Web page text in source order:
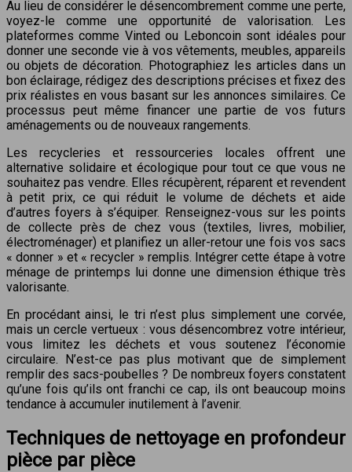
Au lieu de considérer le désencombrement comme une perte,
voyez-le comme une opportunité de valorisation. Les
plateformes comme Vinted ou Leboncoin sont idéales pour
donner une seconde vie à vos vêtements, meubles, appareils
ou objets de décoration. Photographiez les articles dans un
bon éclairage, rédigez des descriptions précises et fixez des
prix réalistes en vous basant sur les annonces similaires. Ce
processus peut même financer une partie de vos futurs
aménagements ou de nouveaux rangements.
Les recycleries et ressourceries locales offrent une
alternative solidaire et écologique pour tout ce que vous ne
souhaitez pas vendre. Elles récupèrent, réparent et revendent
à petit prix, ce qui réduit le volume de déchets et aide
d’autres foyers à s’équiper. Renseignez-vous sur les points
de collecte près de chez vous (textiles, livres, mobilier,
électroménager) et planifiez un aller-retour une fois vos sacs
« donner » et « recycler » remplis. Intégrer cette étape à votre
ménage de printemps lui donne une dimension éthique très
valorisante.
En procédant ainsi, le tri n’est plus simplement une corvée,
mais un cercle vertueux : vous désencombrez votre intérieur,
vous limitez les déchets et vous soutenez l’économie
circulaire. N’est-ce pas plus motivant que de simplement
remplir des sacs-poubelles ? De nombreux foyers constatent
qu’une fois qu’ils ont franchi ce cap, ils ont beaucoup moins
tendance à accumuler inutilement à l’avenir.
Techniques de nettoyage en profondeur
pièce par pièce